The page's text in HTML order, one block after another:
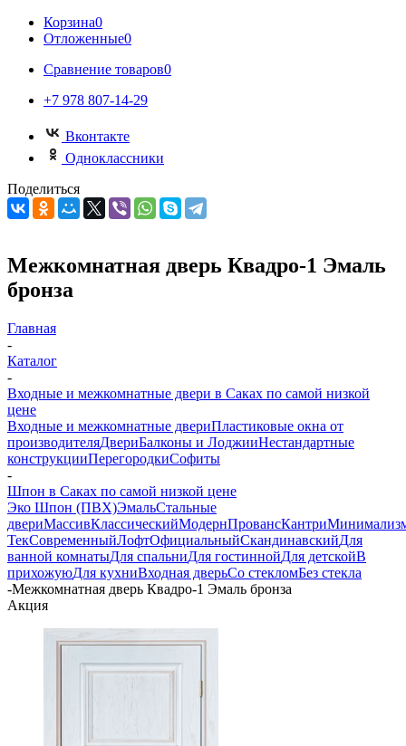
Корзина0
Отложенные0
Сравнение товаров0
+7 978 807-14-29
Вконтакте
Одноклассники
Поделиться
Межкомнатная дверь Квадро-1 Эмаль
бронза
Главная
-
Каталог
-
Входные и межкомнатные двери в Саках по самой низкой
цене
Входные и межкомнатные двериПластиковые окна от
производителяДвериБалконы и ЛоджииНестандартные
конструкцииПерегородкиСофиты
-
Шпон в Саках по самой низкой цене
Эко Шпон (ПВХ)ЭмальСтальные
двериМассивКлассическийМодернПровансКантри
ТекСовременныйЛофтОфициальныйСкандинавскийДля
ванной комнатыДля спальниДля гостиннойДля детскойВ
прихожуюДля кухниВходная дверьСо стекломБез стекла
-Межкомнатная дверь Квадро-1 Эмаль бронза
Акция